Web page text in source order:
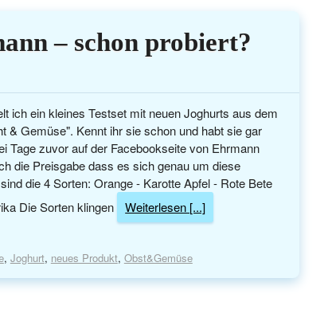
– schon probiert?
ich ein kleines Testset mit neuen Joghurts aus dem
& Gemüse". Kennt ihr sie schon und habt sie gar
Tage zuvor auf der Facebookseite von Ehrmann
die Preisgabe dass es sich genau um diese
die 4 Sorten: Orange - Karotte Apfel - Rote Bete
Die Sorten klingen
Weiterlesen [...]
, Joghurt, neues Produkt, Obst&Gemüse